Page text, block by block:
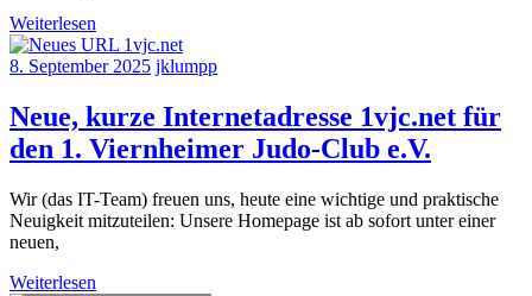
Weiterlesen
8. September 2025 jklumpp
Neue, kurze Internetadresse 1vjc.net für
den 1. Viernheimer Judo-Club e.V.
Wir (das IT-Team) freuen uns, heute eine wichtige und praktische
Neuigkeit mitzuteilen: Unsere Homepage ist ab sofort unter einer
neuen,
Weiterlesen